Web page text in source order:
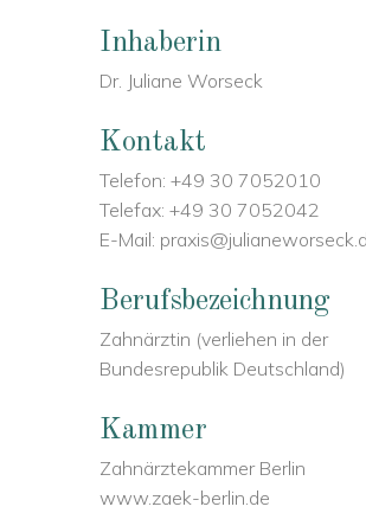
Inhaberin
Dr. Juliane Worseck
Kontakt
Telefon: +49 30 7052010
Telefax: +49 30 7052042
E-Mail:
Berufsbezeichnung
Zahnärztin (verliehen in der
Bundesrepublik Deutschland)
Kammer
Zahnärztekammer Berlin
www.zaek-berlin.de